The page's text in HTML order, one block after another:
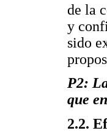
de la
y
sido
P2:
que
2.2.